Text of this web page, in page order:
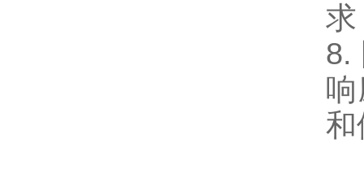
求
8.
和